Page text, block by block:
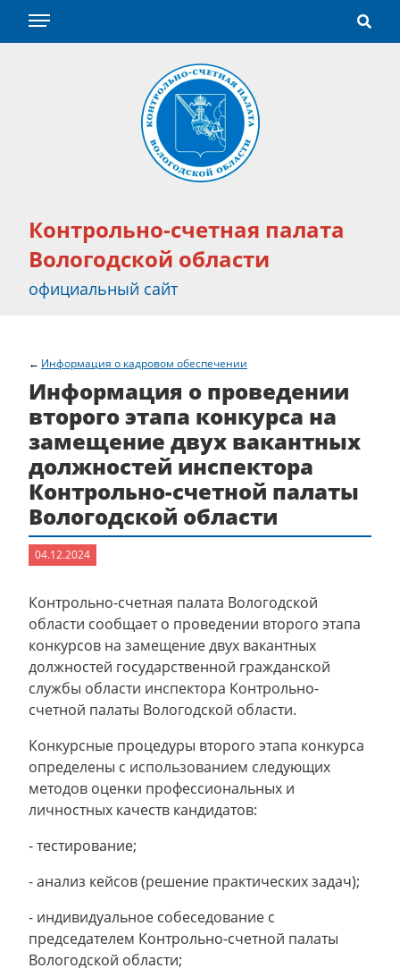
Контрольно-счетная палата
Вологодской области
официальный сайт
Информация о кадровом обеспечении
Информация о проведении
второго этапа конкурса на
замещение двух вакантных
должностей инспектора
Контрольно-счетной палаты
Вологодской области
04.12.2024
Контрольно-счетная палата Вологодской
области сообщает о проведении второго этапа
конкурсов на замещение двух вакантных
должностей государственной гражданской
службы области инспектора Контрольно-
счетной палаты Вологодской области.
Конкурсные процедуры второго этапа конкурса
определены с использованием следующих
методов оценки профессиональных и
личностных качеств кандидатов:
- тестирование;
- анализ кейсов (решение практических задач);
- индивидуальное собеседование с
председателем Контрольно-счетной палаты
Вологодской области;